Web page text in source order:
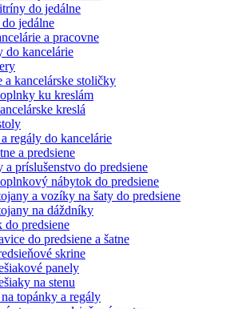
do jedálne
jedálne
a pracovne
do kancelárie
a kancelárske stoličky
ku kreslám
kreslá
regály do kancelárie
a predsiene
príslušenstvo do predsiene
nábytok do predsiene
a vozíky na šaty do predsiene
na dáždníky
do predsiene
do predsiene a šatne
skrine
panely
na stenu
topánky a regály